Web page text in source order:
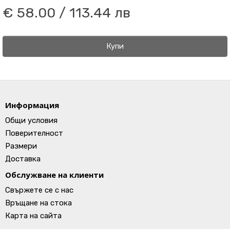
€ 58.00 / 113.44 лв
Купи
Информация
Общи условия
Поверителност
Размери
Доставка
Обслужване на клиенти
Свържете се с нас
Връщане на стока
Карта на сайта